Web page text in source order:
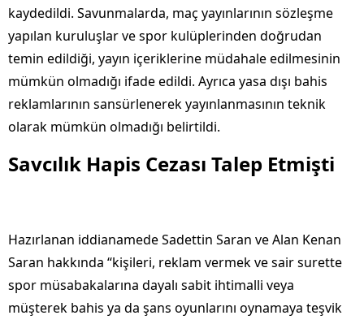
kaydedildi. Savunmalarda, maç yayınlarının sözleşme
yapılan kuruluşlar ve spor kulüplerinden doğrudan
temin edildiği, yayın içeriklerine müdahale edilmesinin
mümkün olmadığı ifade edildi. Ayrıca yasa dışı bahis
reklamlarının sansürlenerek yayınlanmasının teknik
olarak mümkün olmadığı belirtildi.
Savcılık Hapis Cezası Talep Etmişti
Hazırlanan iddianamede Sadettin Saran ve Alan Kenan
Saran hakkında “kişileri, reklam vermek ve sair surette
spor müsabakalarına dayalı sabit ihtimalli veya
müşterek bahis ya da şans oyunlarını oynamaya teşvik